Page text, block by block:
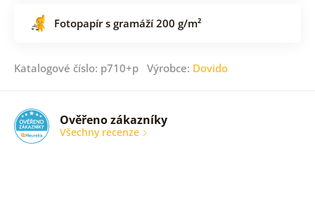
Fotopapír s gramáží 200 g/m²
Katalogové číslo: p710+p Výrobce: Dovido
Ověřeno zákazníky
Všechny recenze